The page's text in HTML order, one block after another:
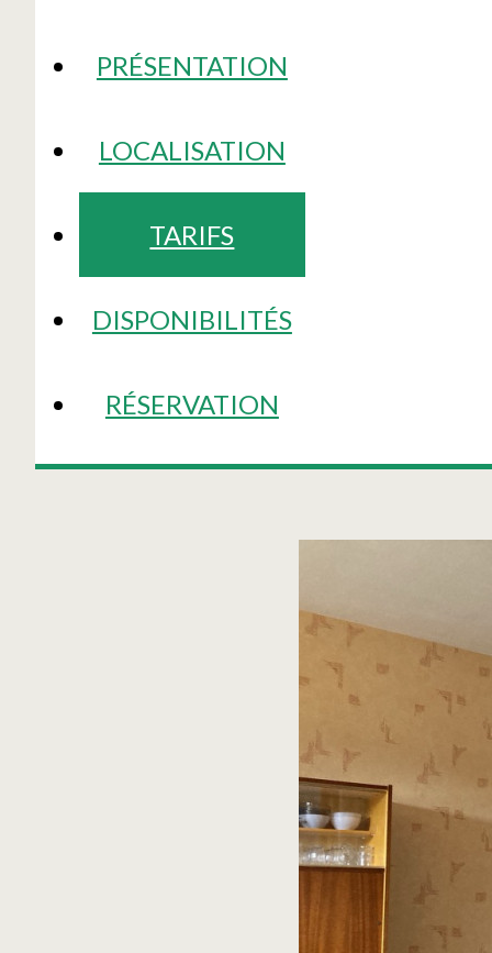
PRÉSENTATION
LOCALISATION
TARIFS
DISPONIBILITÉS
RÉSERVATION